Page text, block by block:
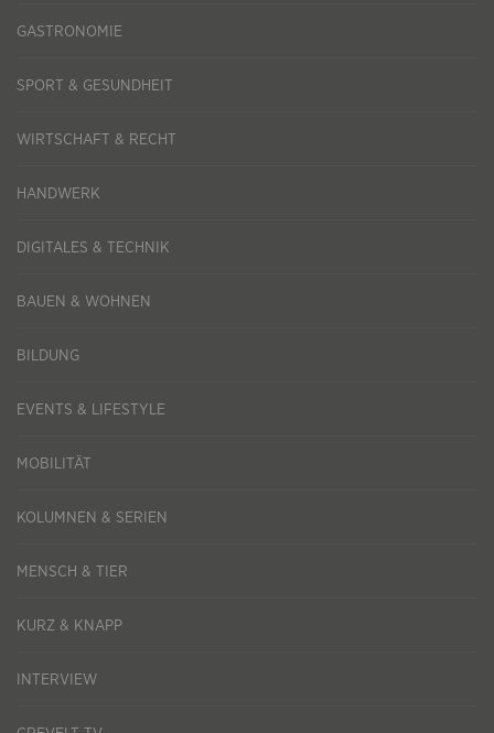
GASTRONOMIE
SPORT & GESUNDHEIT
WIRTSCHAFT & RECHT
HANDWERK
DIGITALES & TECHNIK
BAUEN & WOHNEN
BILDUNG
EVENTS & LIFESTYLE
MOBILITÄT
KOLUMNEN & SERIEN
MENSCH & TIER
KURZ & KNAPP
INTERVIEW